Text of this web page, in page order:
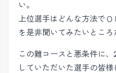
い。
上位選手はどんな方法で
を是非聞いてみたいところ
この難コースと悪条件に
していただいた選手の皆